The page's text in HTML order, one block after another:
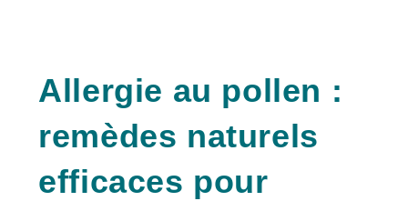
Allergie au pollen :
remèdes naturels
efficaces pour